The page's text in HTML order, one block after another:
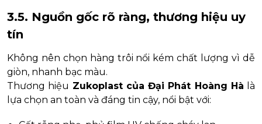
3.5. Nguồn gốc rõ ràng, thương hiệu uy
tín
Không nên chọn hàng trôi nổi kém chất lượng vì dễ
giòn, nhanh bạc màu.
Thương hiệu Zukoplast của Đại Phát Hoàng Hà là
lựa chọn an toàn và đáng tin cậy, nổi bật với: